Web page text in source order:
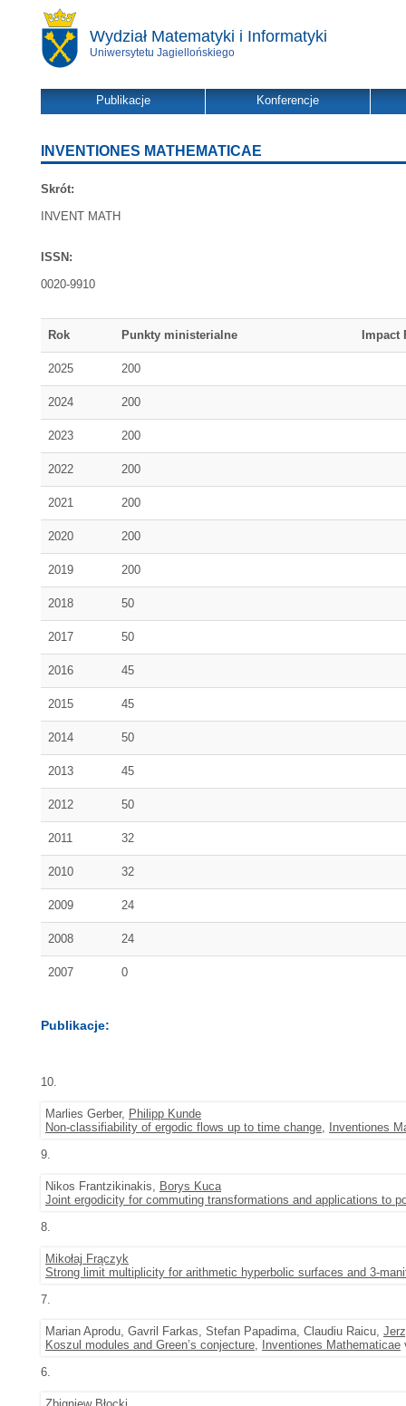
Wydział Matematyki i Informatyki
Uniwersytetu Jagiellońskiego
Publikacje Konferencje
INVENTIONES MATHEMATICAE
Skrót:
INVENT MATH
ISSN:
0020-9910
Rok Punkty ministerialne Impact
2025 200
2024 200
2023 200
2022 200
2021 200
2020 200
2019 200
2018 50
2017 50
2016 45
2015 45
2014 50
2013 45
2012 50
2011 32
2010 32
2009 24
2008 24
2007 0
Publikacje:
10.
Marlies Gerber, Philipp Kunde
Non-classifiability of ergodic flows up to time change,
Inventiones
9.
Nikos Frantzikinakis, Borys Kuca
Joint ergodicity for commuting transformations and applications to
8.
Mikołaj Frączyk
Strong limit multiplicity for arithmetic hyperbolic surfaces and 3-
7.
Marian Aprodu, Gavril Farkas, Stefan Papadima, Claudiu Raicu,
Koszul modules and Green’s conjecture, Inventiones Mathematicae
6.